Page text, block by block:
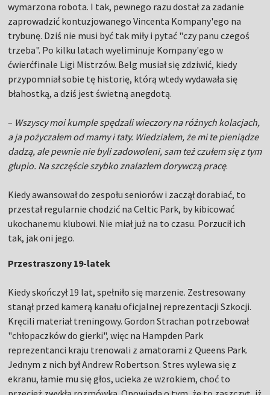
wymarzona robota. I tak, pewnego razu dostał za zadanie
zaprowadzić kontuzjowanego Vincenta Kompany'ego na
trybunę. Dziś nie musi być tak miły i pytać "czy panu czegoś
trzeba". Po kilku latach wyeliminuje Kompany'ego w
ćwierćfinale Ligi Mistrzów. Belg musiał się zdziwić, kiedy
przypomniał sobie tę historię, którą wtedy wydawała się
błahostką, a dziś jest świetną anegdotą.
– Wszyscy moi kumple spędzali wieczory na różnych kolacjach,
a ja pożyczałem od mamy i taty. Wiedziałem, że mi te pieniądze
dadzą, ale pewnie nie byli zadowoleni, sam też czułem się z tym
głupio. Na szczęście szybko znalazłem dorywczą pracę.
Kiedy awansował do zespołu seniorów i zaczął dorabiać, to
przestał regularnie chodzić na Celtic Park, by kibicować
ukochanemu klubowi. Nie miał już na to czasu. Porzucił ich
tak, jak oni jego.
Przestraszony 19-latek
Kiedy skończył 19 lat, spełniło się marzenie. Zestresowany
stanął przed kamerą kanału oficjalnej reprezentacji Szkocji.
Kręcili materiał treningowy. Gordon Strachan potrzebował
"chłopaczków do gierki", więc na Hampden Park
reprezentanci kraju trenowali z amatorami z Queens Park.
Jednym z nich był Andrew Robertson. Stres wylewa się z
ekranu, łamie mu się głos, ucieka ze wzrokiem, choć to